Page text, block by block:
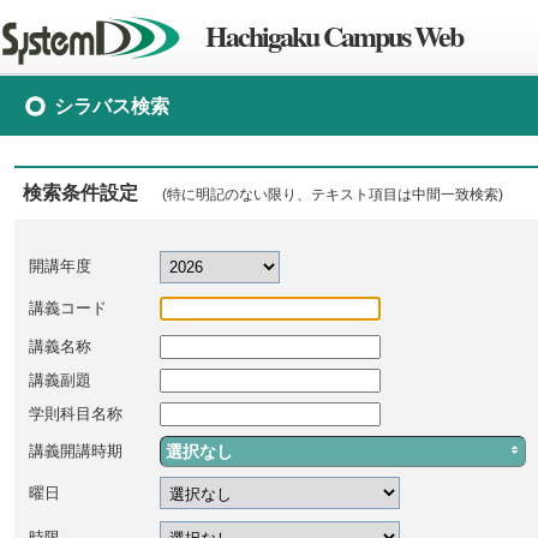
Hachigaku Campus Web
シラバス検索
検索条件設定 (特に明記のない限り、テキスト項目は中間一致検索)
開講年度
講義コード
講義名称
講義副題
学則科目名称
講義開講時期 選択なし
曜日